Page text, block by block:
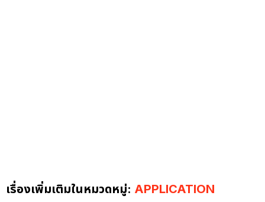
เรื่องเพิ่มเติมในหมวดหมู่: APPLICATION